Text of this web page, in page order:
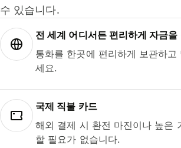
수 있습니다.
전 세계 어디서든 편리하게 자금을
통화를 한곳에 편리하게 보관하
세요.
국제 직불 카드
해외 결제 시 환전 마진이나 높은
할 필요가 없습니다.